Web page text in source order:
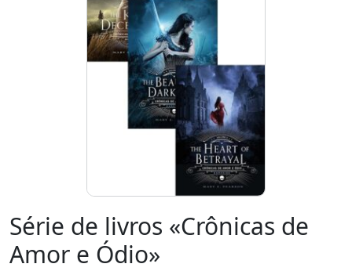
Série de livros «Crônicas de
Amor e Ódio»